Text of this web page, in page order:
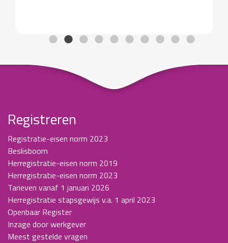
Registreren
Registratie-eisen norm 2023
Beslisboom
Herregistratie-eisen norm 2019
Herregistratie-eisen norm 2023
Tarieven vanaf 1 januari 2026
Herregistratie stapsgewijs v.a. 1 april 2023
Openbaar Register
Inzage door werkgever
Meest gestelde vragen